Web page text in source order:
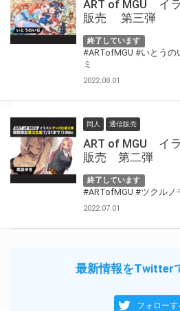
ART of MGU イ
販売 第三弾
終了しています
#ARTofMGU #いとうの
ミ
2022.08.01
同人 通信販売
ART of MGU イ
販売 第二弾
終了しています
#ARTofMGU #ツクルノ
2022.07.01
最新情報をTwitter
フォローす